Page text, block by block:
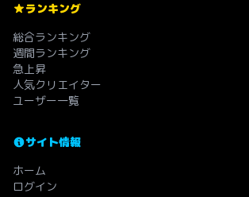
ランキング
総合ランキング
週間ランキング
急上昇
人気クリエイター
ユーザー一覧
サイト情報
ホーム
ログイン